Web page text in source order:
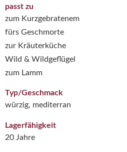
passt zu
zum Kurzgebratenem
fürs Geschmorte
zur Kräuterküche
Wild & Wildgeflügel
zum Lamm
Typ/Geschmack
würzig, mediterran
Lagerfähigkeit
20 Jahre